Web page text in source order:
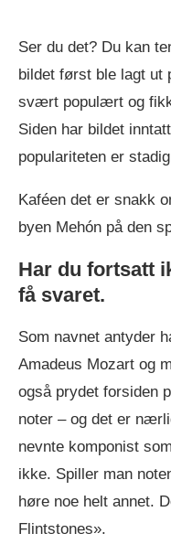
Ser du det? Du kan
bildet først ble lagt ut
svært populært og
Siden har bildet
populariteten er
Kaféen det er snakk
byen Mehón på den
Har du fortsatt
få svaret.
Som navnet antyder
Amadeus Mozart og
også prydet forsiden
noter – og det er
nevnte komponist
ikke. Spiller man
høre noe helt annet.
Flintstones».